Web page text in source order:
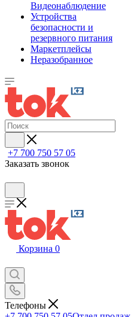
Видеонаблюдение
Устройства
безопасности и
резервного питания
Маркетплейсы
Неразобранное
+7 700 750 57 05
Заказать звонок
Корзина 0
Телефоны